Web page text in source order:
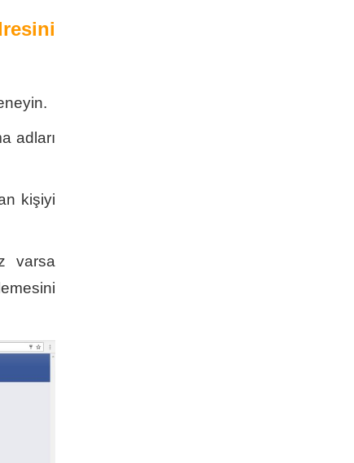
adları
kişiyi
varsa